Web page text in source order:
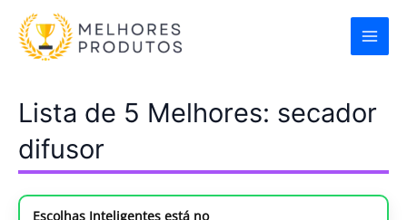
para
Lista de 5 Melhores: secador
difusor
Escolhas Inteligentes está no